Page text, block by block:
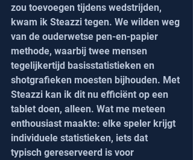
zou toevoegen tijdens wedstrijden,
kwam ik Steazzi tegen. We wilden weg
van de ouderwetse pen-en-papier
methode, waarbij twee mensen
tegelijkertijd basisstatistieken en
shotgrafieken moesten bijhouden. Met
Steazzi kan ik dit nu efficiënt op een
tablet doen, alleen. Wat me meteen
enthousiast maakte: elke speler krijgt
individuele statistieken, iets dat
typisch gereserveerd is voor